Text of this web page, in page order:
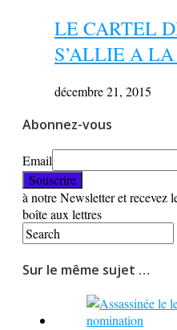
LE CARTEL
S’ALLIE A
décembre 21, 2015
Abonnez-vous
Email
à notre Newsletter et recevez
boîte aux lettres
Sur le même sujet …